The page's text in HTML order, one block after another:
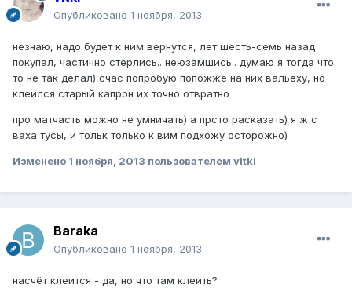
Опубликовано 1 ноября, 2013
незнаю, надо будет к ним вернутся, лет шесть-семь назад
покупал, частично стерлись.. неюзамшись.. думаю я тогда что
то не так делал) счас попробую попожже на них вальеху, но
клеился старый капрон их точно отвратно
про матчасть можно не умничать) а прсто расказать) я ж с
ваха тусы, и тольк только к вим подхожу осторожно)
Изменено 1 ноября, 2013 пользователем vitki
Baraka
Опубликовано 1 ноября, 2013
насчёт клеится - да, но что там клеить?